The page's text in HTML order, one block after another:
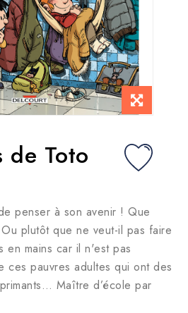
de Toto
penser à son avenir ! Que
plutôt que ne veut-il pas faire
en mains car il n'est pas
ces pauvres adultes qui ont des
Maître d’école par